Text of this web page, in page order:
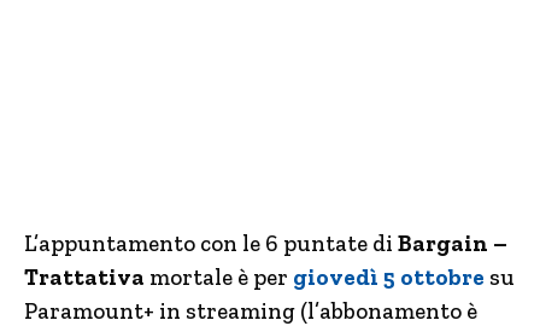
L’appuntamento con le 6 puntate di Bargain –
Trattativa mortale è per giovedì 5 ottobre su
Paramount+ in streaming (l’abbonamento è